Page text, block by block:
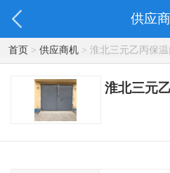
供应
首页> 供应商机> 淮北三元乙丙保温
淮北三元